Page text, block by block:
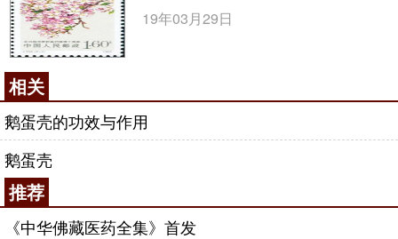
19年03月29日
相关
鹅蛋壳的功效与作用
鹅蛋壳
推荐
《中华佛藏医药全集》首发